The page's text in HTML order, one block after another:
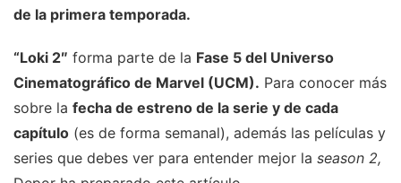
de la primera temporada.
“Loki 2″ forma parte de la Fase 5 del Universo
Cinematográfico de Marvel (UCM). Para conocer más
sobre la fecha de estreno de la serie y de cada
capítulo (es de forma semanal), además las películas y
series que debes ver para entender mejor la season 2,